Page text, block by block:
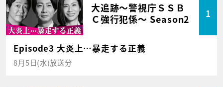
大追跡～警視庁ＳＳＢ
Ｃ強行犯係～ Season2
1
Episode3 大炎上…暴走する正義
8月5日(水)放送分